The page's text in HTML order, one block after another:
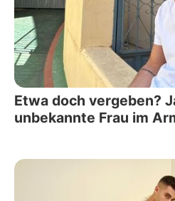
Etwa doch vergeben?
unbekannte Frau im